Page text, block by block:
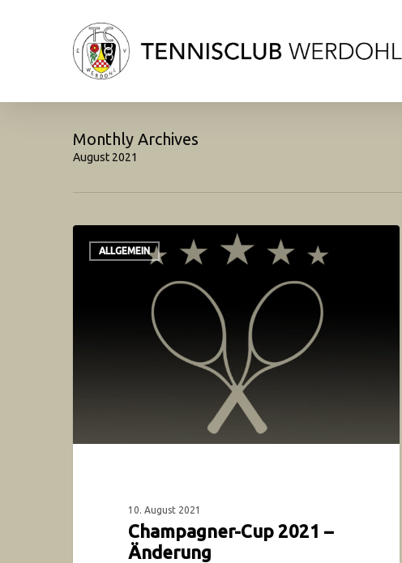
Monthly Archives
August 2021
ALLGEMEIN
10. August 2021
Champagner-Cup 2021 –
Änderung